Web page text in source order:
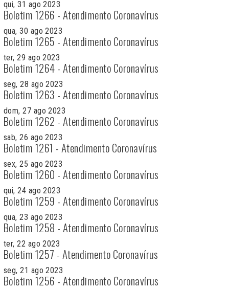
qui, 31 ago 2023
Boletim 1266 - Atendimento Coronavírus
qua, 30 ago 2023
Boletim 1265 - Atendimento Coronavírus
ter, 29 ago 2023
Boletim 1264 - Atendimento Coronavírus
seg, 28 ago 2023
Boletim 1263 - Atendimento Coronavírus
dom, 27 ago 2023
Boletim 1262 - Atendimento Coronavírus
sab, 26 ago 2023
Boletim 1261 - Atendimento Coronavírus
sex, 25 ago 2023
Boletim 1260 - Atendimento Coronavírus
qui, 24 ago 2023
Boletim 1259 - Atendimento Coronavírus
qua, 23 ago 2023
Boletim 1258 - Atendimento Coronavírus
ter, 22 ago 2023
Boletim 1257 - Atendimento Coronavírus
seg, 21 ago 2023
Boletim 1256 - Atendimento Coronavírus